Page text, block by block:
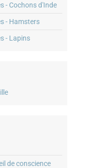
- Cochons d'Inde
- Hamsters
- Lapins
de conscience